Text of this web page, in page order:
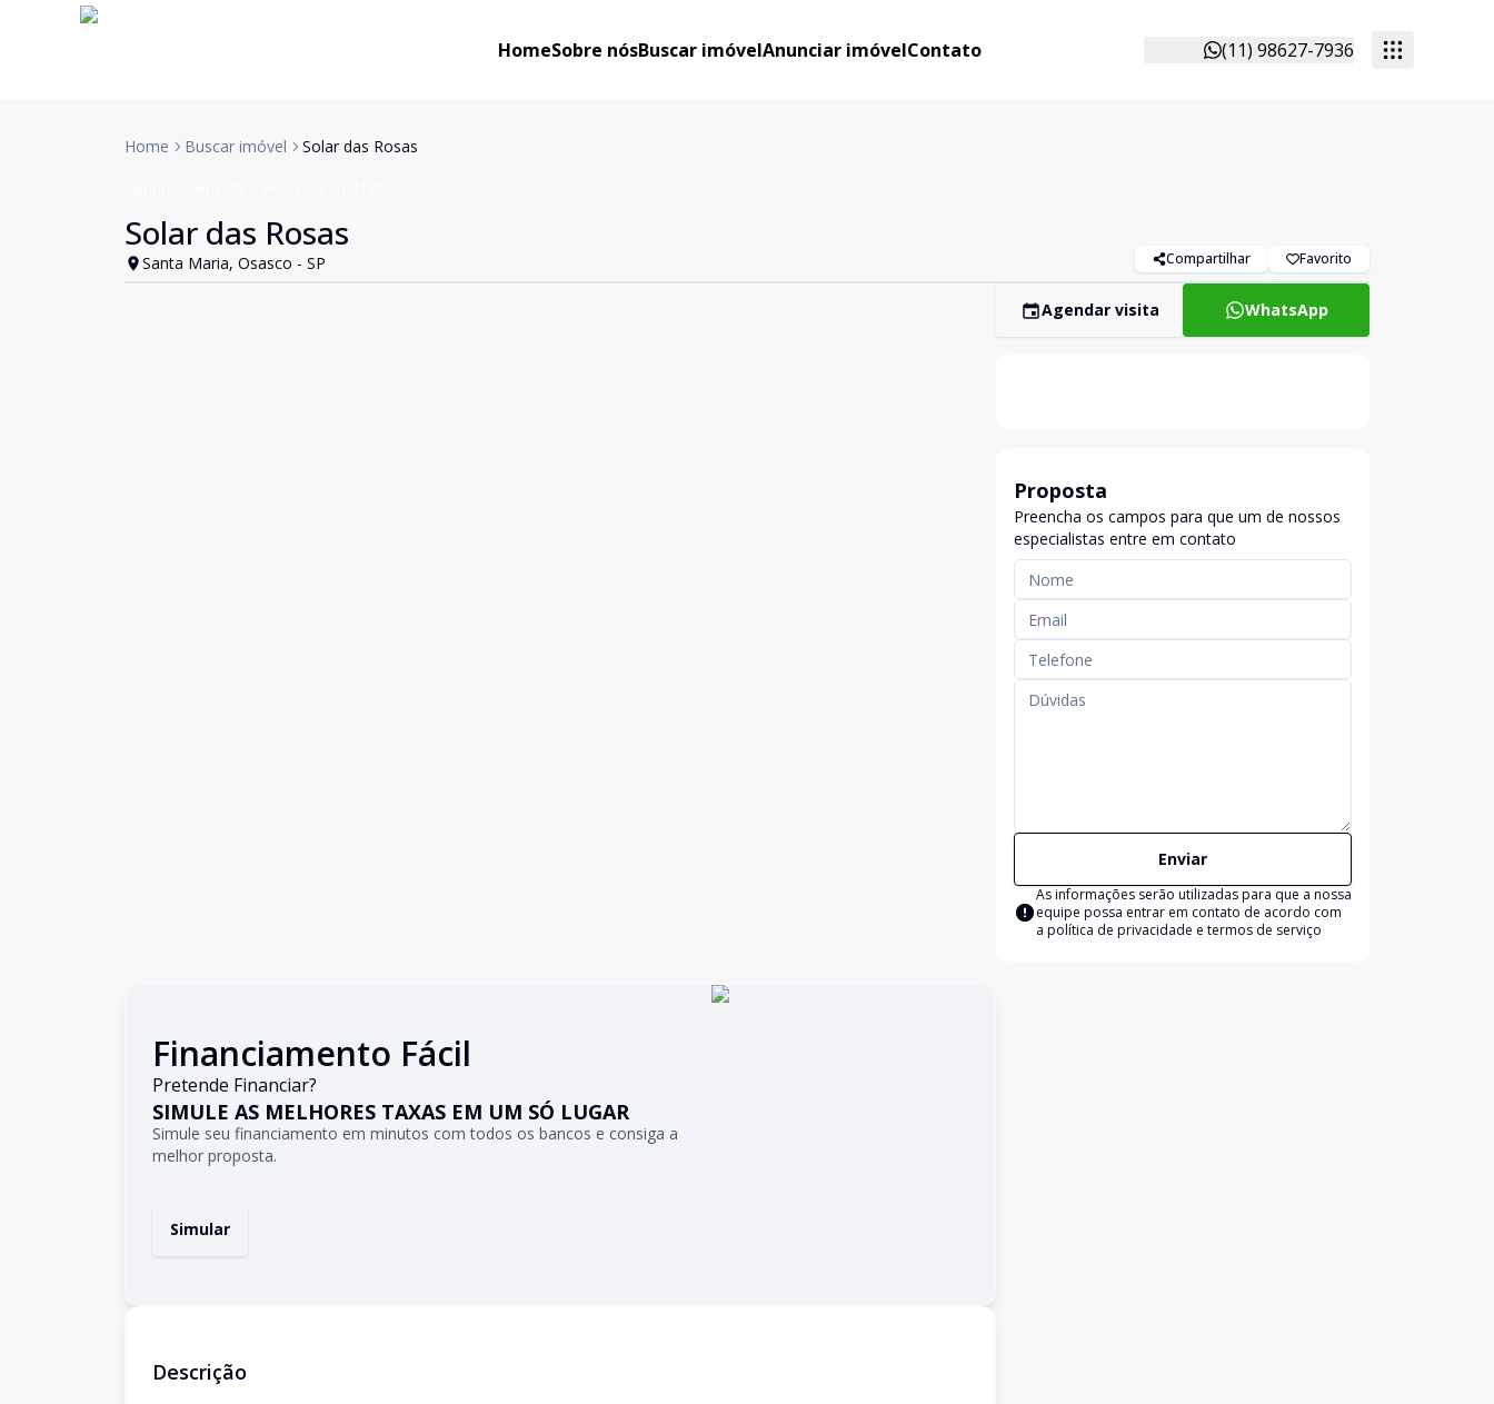
HomeSobre nósBuscar imóvelAnunciar imóvelContato (11) 98627-7936
Home Buscar imóvel Solar das Rosas
Solar das Rosas
Santa Maria, Osasco - SP Compartilhar Favorito
Financiamento Fácil
Pretende Financiar?
SIMULE AS MELHORES TAXAS EM UM SÓ LUGAR
Simule seu financiamento em minutos com todos os bancos e consiga a
melhor proposta.
Simular
Descrição
Agendar visita WhatsApp
Proposta
Preencha os campos para que um de nossos
especialistas entre em contato
Enviar
As informações serão utilizadas para que a nossa
equipe possa entrar em contato de acordo com
a política de privacidade e termos de serviço